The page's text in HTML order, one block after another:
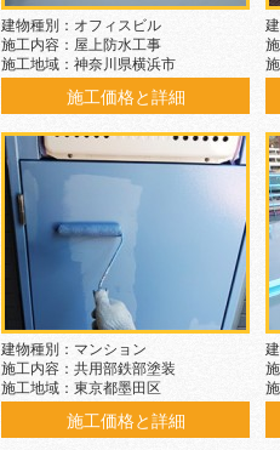
建物種別：オフィスビル
施工内容：屋上防水工事
施工地域：神奈川県横浜市
施工価格と詳細
建物種別：マンション
施工内容：共用部鉄部塗装
施工地域：東京都墨田区
施工価格と詳細